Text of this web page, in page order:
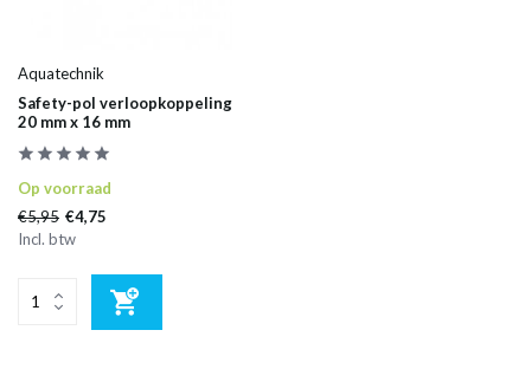
Aquatechnik
Safety-pol verloopkoppeling
20 mm x 16 mm
Op voorraad
€5,95 €4,75
Incl. btw